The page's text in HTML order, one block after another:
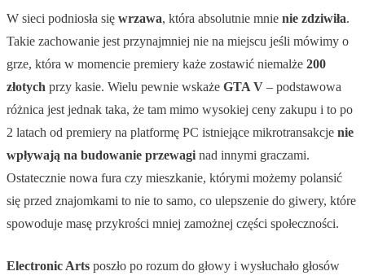
W sieci podniosła się wrzawa, która absolutnie mnie nie zdziwiła.
Takie zachowanie jest przynajmniej nie na miejscu jeśli mówimy o
grze, która w momencie premiery każe zostawić niemalże 200
złotych przy kasie. Wielu pewnie wskaże GTA V – podstawowa
różnica jest jednak taka, że tam mimo wysokiej ceny zakupu i to po
2 latach od premiery na platformę PC istniejące mikrotransakcje nie
wpływają na budowanie przewagi nad innymi graczami.
Ostatecznie nowa fura czy mieszkanie, którymi możemy polansić
się przed znajomkami to nie to samo, co ulepszenie do giwery, które
spowoduje masę przykrości mniej zamożnej części społeczności.
Electronic Arts poszło po rozum do głowy i wysłuchało głosów